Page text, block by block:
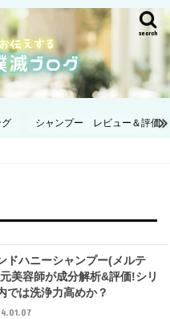
search
シャンプー レビュー＆評価
ドハニーシャンプー(メルテ
美容師が成分解析&評価!シリ
では洗浄力高めか？